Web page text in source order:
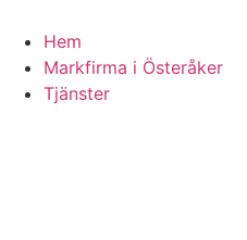
content
Hem
Markfirma i Österåker
Tjänster